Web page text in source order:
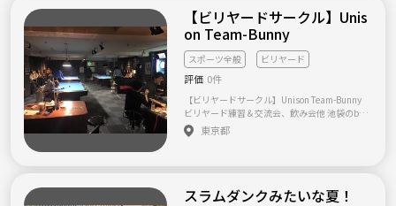
感いただけるかた、 共に創設メンバーとして
活動していただけるかた！ 今回は立ち上げメ
ンバーを募集したいと思います。 興味あるか
たは以下のメールアドレスまで お気軽にご連
絡くださいませ。 sacla.drops@gmail.com そ
の際に、以下も添えていただけると返信しや
すいです。 ① お名前・性別・年齢 ② お住
まい（都道府県レベルで構いません） ③
（今後の目安として）活動しやすい曜日・時
間帯 ④ 好きなチーム（野球・サッカーな
ど） ⑤ （あれば）入られてるファンクラブ
ち中です。ご了承ください 次回開催日は未定
でご参加下さい！ ☆ダンスが初めての方大歓
迎です☆ 「ペアダンスを通じて、異文化コミ
ュニケーションを体験したい」 「カジュアル
に気軽に、アットホームな雰囲気でいろいろ
な種類のペアダンスに挑戦してみたい」 「コ
ロナが収束したら、いつかクルーズで踊った
たい」 「趣味を通じていろいろな人と交流し
たい」 という方にぴったりです！ 一緒に群舞
を踊って下さる仲間も募集しています♪ まず
がないな...という方も安心してご参加いただけ
【ビリヤードサークル】Unis
on Team-Bunny
スポーツ全般 ビリヤード
評価 0件
【ビリヤードサークル】Unison Team-Bunny
ビリヤード練習＆交流会、飲み会他 池袋のbill
iards & darts BAR Unisonで平日夜や、土日祝
の日中にまったりとお酒を飲みながらやガッ
方でも丁寧にお教えできますので、気軽にお
東京都
スラムダンクみたいな夏！